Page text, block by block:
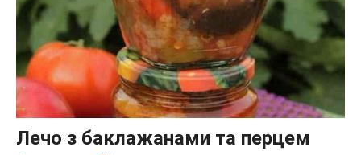
Лечо з баклажанами та перцем